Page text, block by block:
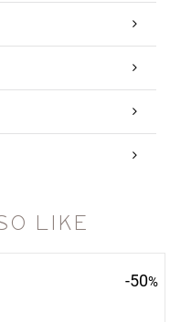
LIKE
-50%